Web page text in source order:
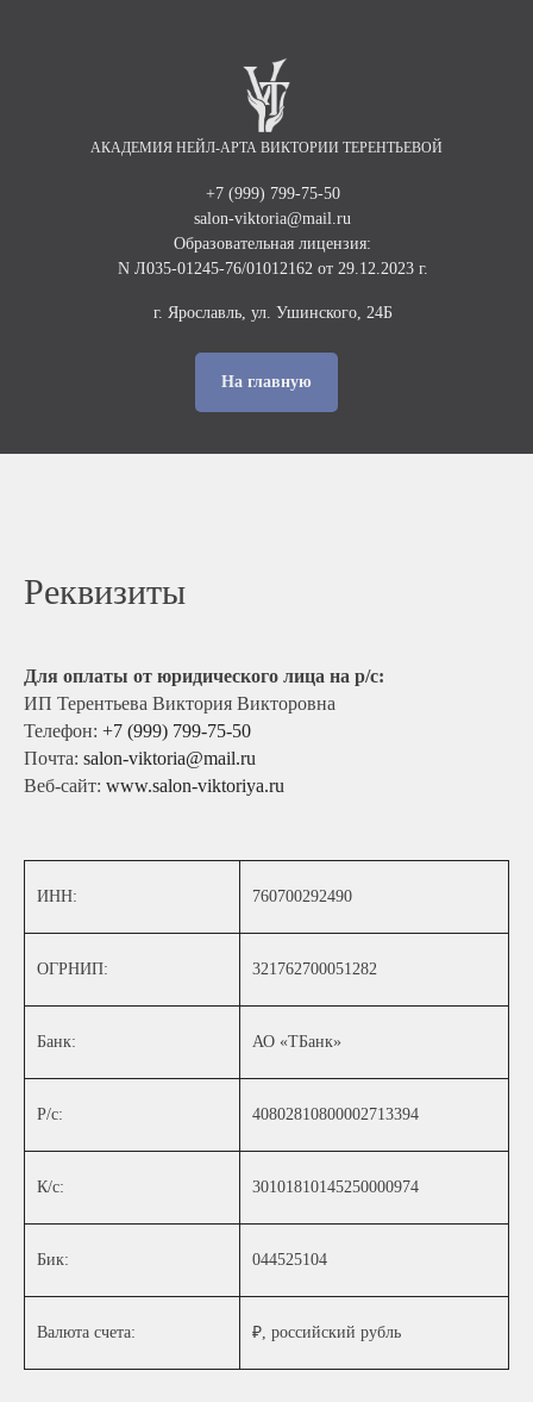
АКАДЕМИЯ НЕЙЛ-АРТА ВИКТОРИИ ТЕРЕНТЬЕВОЙ
+7 (999) 799-75-50
salon-viktoria@mail.ru
Образовательная лицензия:
N Л035-01245-76/01012162 от 29.12.2023 г.
г. Ярославль, ул. Ушинского, 24Б
На главную
Реквизиты
Для оплаты от юридического лица на р/с:
ИП Терентьева Виктория Викторовна
Телефон: +7 (999) 799-75-50
Почта: salon-viktoria@mail.ru
Веб-сайт: www.salon-viktoriya.ru
ИНН: 760700292490
ОГРНИП: 321762700051282
Банк: АО «ТБанк»
Р/с: 40802810800002713394
К/с: 30101810145250000974
Бик: 044525104
Валюта счета: ₽, российский рубль